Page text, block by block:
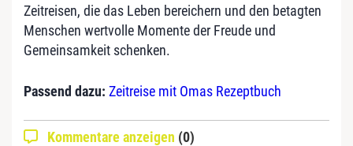
Zeitreisen, die das Leben bereichern und den betagten
Menschen wertvolle Momente der Freude und
Gemeinsamkeit schenken.
Passend dazu: Zeitreise mit Omas Rezeptbuch
Kommentare anzeigen (0)